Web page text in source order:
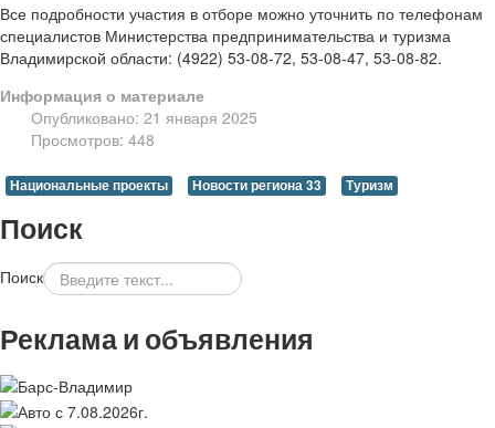
Все подробности участия в отборе можно уточнить по телефонам
специалистов Министерства предпринимательства и туризма
Владимирской области: (4922) 53-08-72, 53-08-47, 53-08-82.
Информация о материале
Опубликовано: 21 января 2025
Просмотров: 448
Национальные проекты Новости региона 33 Туризм
Поиск
Поиск
Реклама и объявления